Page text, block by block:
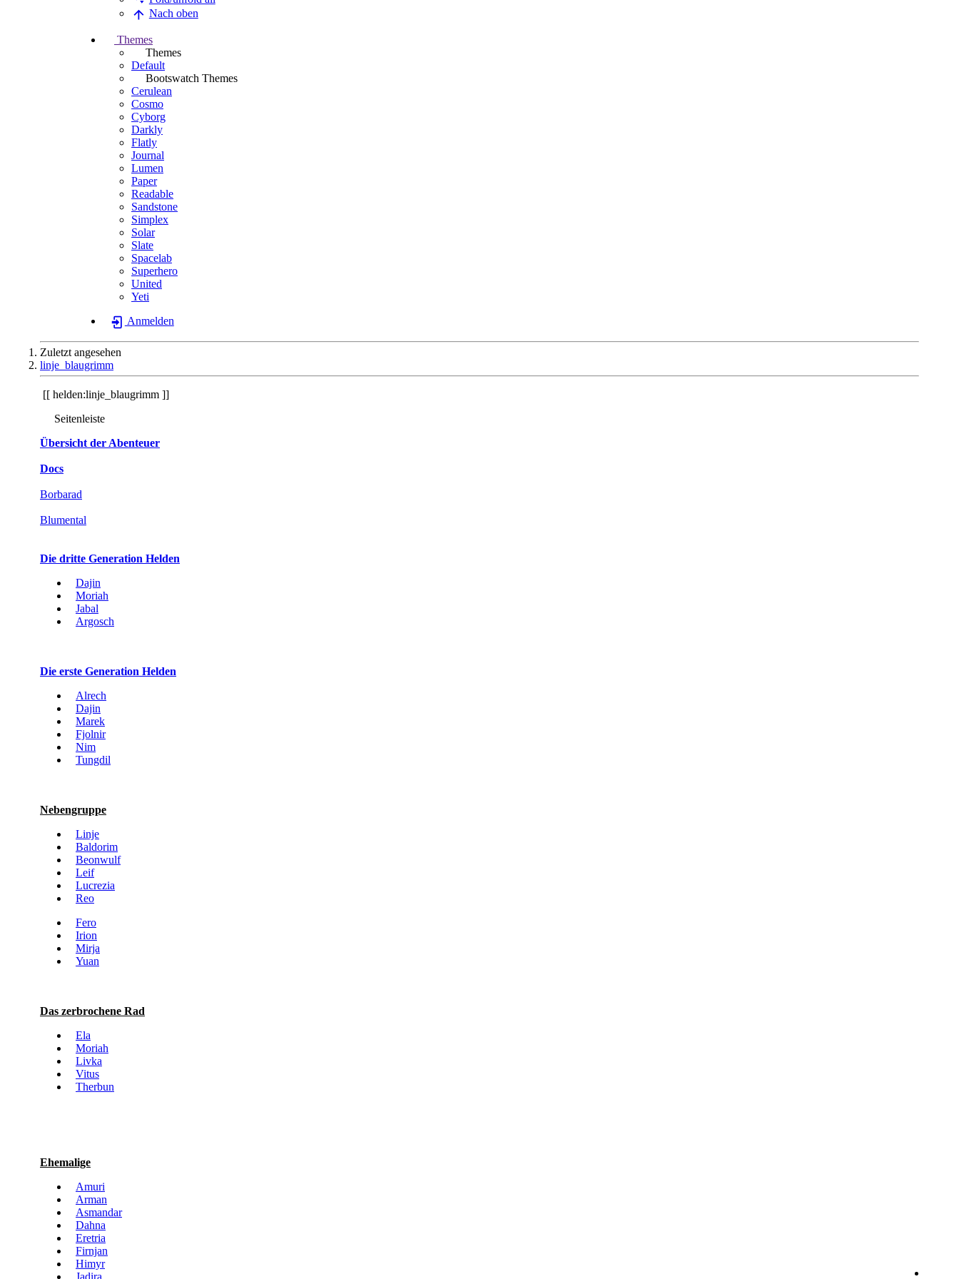
Nach oben
Themes
Themes
Default
Bootswatch Themes
Cerulean
Cosmo
Cyborg
Darkly
Flatly
Journal
Lumen
Paper
Readable
Sandstone
Simplex
Solar
Slate
Spacelab
Superhero
United
Yeti
Anmelden
Zuletzt angesehen
linje_blaugrimm
helden:linje_blaugrimm
Seitenleiste
Übersicht der Abenteuer
Docs
Borbarad
Blumental
Die dritte Generation Helden
Dajin
Moriah
Jabal
Argosch
Die erste Generation Helden
Alrech
Dajin
Marek
Fjolnir
Nim
Tungdil
Nebengruppe
Linje
Baldorim
Beonwulf
Leif
Lucrezia
Reo
Fero
Irion
Mirja
Yuan
Das zerbrochene Rad
Ela
Moriah
Livka
Vitus
Therbun
Ehemalige
Amuri
Arman
Asmandar
Dahna
Eretria
Firnjan
Himyr
Jadira